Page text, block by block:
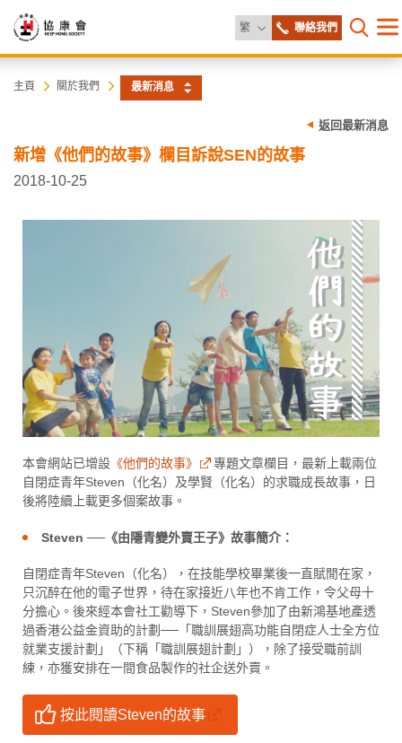
繁 更改語言聯絡我們
打開目
協
會
主頁 關於我們 最新消息
返回最新消息
新增《他們的故事》欄目訴說SEN的故事
2018-10-25
本會網站已增設 《他們的故事》
專題文章欄目，最新上載兩位
自閉症青年Steven（化名）及學賢（化名）的求職成長故事，日
後將陸續上載更多個案故事。
Steven ──《由隱青變外賣王子》故事簡介：
自閉症青年Steven（化名），在技能學校畢業後一直賦閒在家，
只沉醉在他的電子世界，待在家接近八年也不肯工作，令父母十
分擔心。後來經本會社工勸導下，Steven參加了由新鴻基地產透
過香港公益金資助的計劃──「職訓展翅高功能自閉症人士全方位
就業支援計劃」（下稱「職訓展翅計劃」），除了接受職前訓
練，亦獲安排在一間食品製作的社企送外賣。
按此閱讀Steven的故事